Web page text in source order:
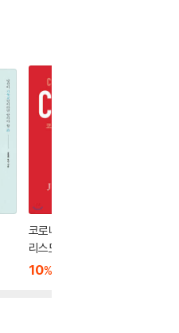
코로나 바이러스와 그
리스도
10%